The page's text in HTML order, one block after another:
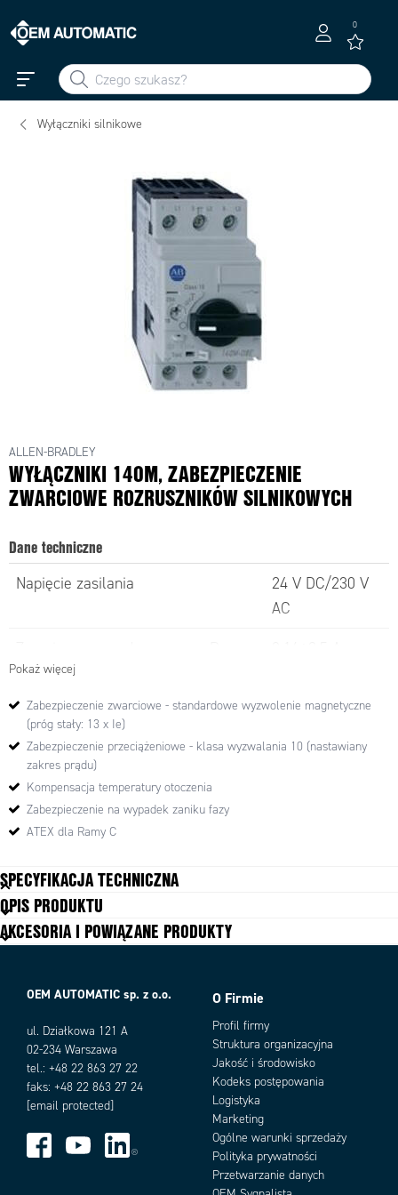
0
Wyłączniki silnikowe
ALLEN-BRADLEY
WYŁĄCZNIKI 140M, ZABEZPIECZENIE
ZWARCIOWE ROZRUSZNIKÓW SILNIKOWYCH
Dane techniczne
Napięcie zasilania
24 V DC/230 V
AC
łączeniowy
Rama
2,5÷32 A
F
Montaż
Standard
Zgodność z
Wymiary
Pokaż więcej
Zabezpieczenie zwarciowe - standardowe wyzwolenie magnetyczne
(próg stały: 13 x Ie)
Zabezpieczenie przeciążeniowe - klasa wyzwalania 10 (nastawiany
zakres prądu)
Kompensacja temperatury otoczenia
Zabezpieczenie na wypadek zaniku fazy
ATEX dla Ramy C
SPECYFIKACJA TECHNICZNA
OPIS PRODUKTU
AKCESORIA I POWIĄZANE PRODUKTY
OEM AUTOMATIC sp. z o.o.
ul. Działkowa 121 A
02-234 Warszawa
tel.: +48 22 863 27 22
faks: +48 22 863 27 24
[email protected]
O Firmie
Profil firmy
Struktura organizacyjna
Jakość i środowisko
Kodeks postępowania
Logistyka
Marketing
Ogólne warunki sprzedaży
Polityka prywatności
Przetwarzanie danych